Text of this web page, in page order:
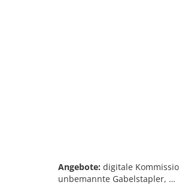
Angebote: digitale
unbemannte Gabelstapler, …